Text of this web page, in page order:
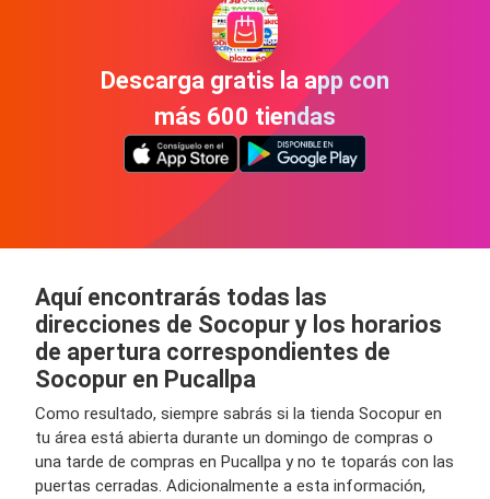
Descarga gratis la app con
más 600 tiendas
Aquí encontrarás todas las
direcciones de Socopur y los horarios
de apertura correspondientes de
Socopur en Pucallpa
Como resultado, siempre sabrás si la tienda Socopur en
tu área está abierta durante un domingo de compras o
una tarde de compras en Pucallpa y no te toparás con las
puertas cerradas. Adicionalmente a esta información,